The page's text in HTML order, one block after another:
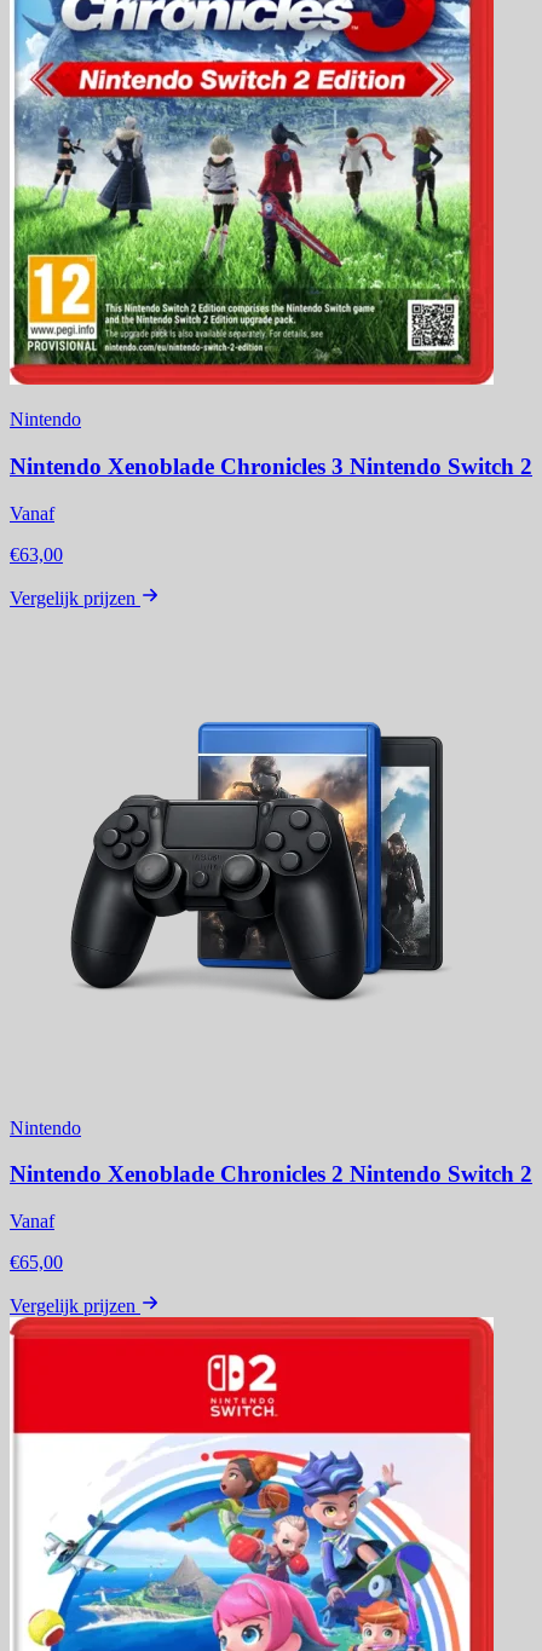
Nintendo
Nintendo Xenoblade Chronicles 3 Nintendo Switch 2
Vanaf
€63,00
Vergelijk prijzen
Nintendo
Nintendo Xenoblade Chronicles 2 Nintendo Switch 2
Vanaf
€65,00
Vergelijk prijzen